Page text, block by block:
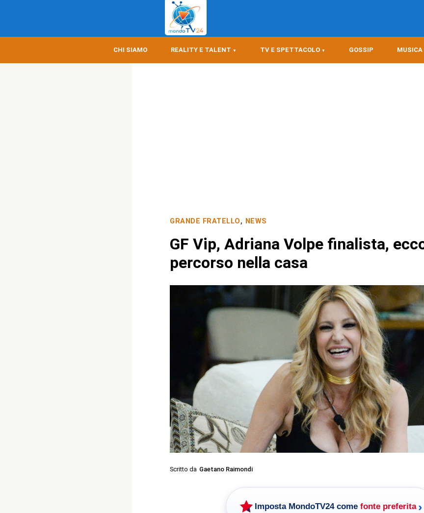
CHI SIAMO REALITY E TALENT TV E SPETTACOLO GOSSIP MUSICA
GRANDE FRATELLO, NEWS
GF Vip, Adriana Volpe finalista,
percorso nella casa
Scritto da Gaetano Raimondi
Imposta MondoTV24 come fonte preferita ›